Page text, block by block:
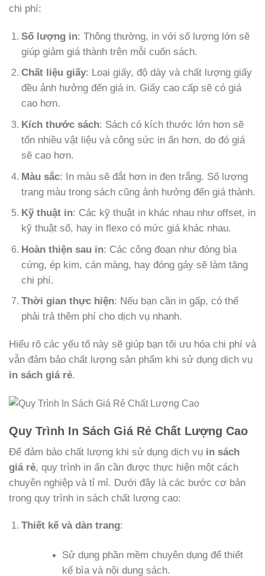
chi phí:
Số lượng in: Thông thường, in với số lượng lớn sẽ
giúp giảm giá thành trên mỗi cuốn sách.
Chất liệu giấy: Loại giấy, độ dày và chất lượng giấy
đều ảnh hưởng đến giá in. Giấy cao cấp sẽ có giá
cao hơn.
Kích thước sách: Sách có kích thước lớn hơn sẽ
tốn nhiều vật liệu và công sức in ấn hơn, do đó giá
sẽ cao hơn.
Màu sắc: In màu sẽ đắt hơn in đen trắng. Số lượng
trang màu trong sách cũng ảnh hưởng đến giá thành.
Kỹ thuật in: Các kỹ thuật in khác nhau như offset, in
kỹ thuật số, hay in flexo có mức giá khác nhau.
Hoàn thiện sau in: Các công đoạn như đóng bìa
cứng, ép kim, cán màng, hay đóng gáy sẽ làm tăng
chi phí.
Thời gian thực hiện: Nếu bạn cần in gấp, có thể
phải trả thêm phí cho dịch vụ nhanh.
Hiểu rõ các yếu tố này sẽ giúp bạn tối ưu hóa chi phí và
vẫn đảm bảo chất lượng sản phẩm khi sử dụng dịch vụ
in sách giá rẻ.
Quy Trình In Sách Giá Rẻ Chất Lượng Cao
Để đảm bảo chất lượng khi sử dụng dịch vụ in sách
giá rẻ, quy trình in ấn cần được thực hiện một cách
chuyên nghiệp và tỉ mỉ. Dưới đây là các bước cơ bản
trong quy trình in sách chất lượng cao:
Thiết kế và dàn trang:
Sử dụng phần mềm chuyên dụng để thiết
kế bìa và nội dung sách.